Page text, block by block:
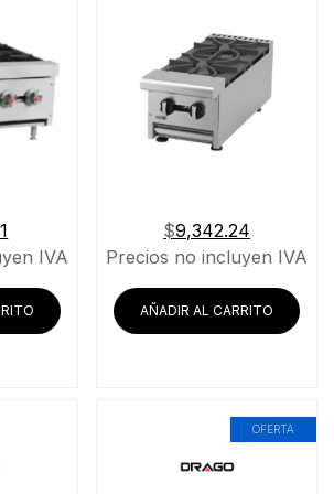
IVA
$9,342.24
Precios no incluyen IVA
AÑADIR AL CARRITO
OFERTA